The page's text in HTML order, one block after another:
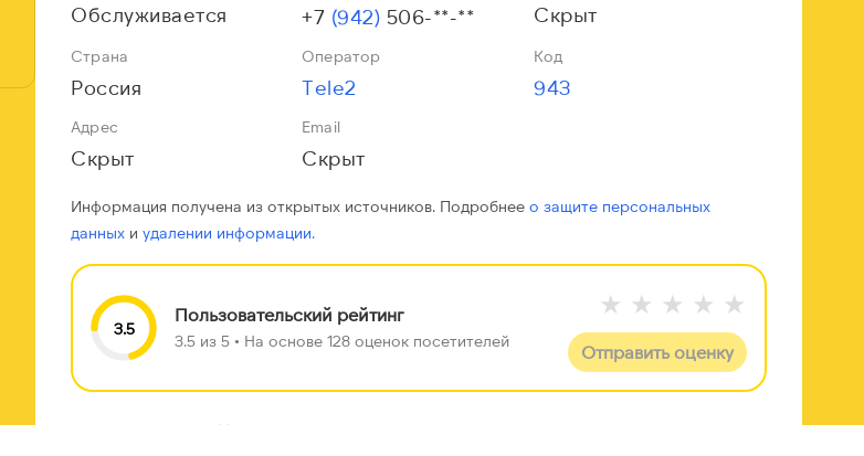
Обслуживается +7 (942) 506-**-** Скрыт
Страна
Россия
Оператор
Tele2
Код
943
Адрес
Скрыт
Email
Скрыт
Информация получена из открытых источников. Подробнеео защите персональных
данных иудалении информации.
3.5
Пользовательский рейтинг
3.5 из 5 • На основе 128 оценок посетителей
★ ★ ★ ★ ★
Отправить оценку